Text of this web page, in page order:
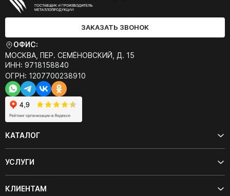
ЗАКАЗАТЬ ЗВОНОК
ОФИС:
МОСКВА, ПЕР. СЕМЁНОВСКИЙ, Д. 15
ИНН: 9718158840
ОГРН: 1207700238910
КАТАЛОГ
УСЛУГИ
КЛИЕНТАМ